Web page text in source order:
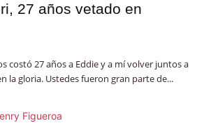
27 años vetado en
costó 27 años a Eddie y a mí volver juntos a
la gloria. Ustedes fueron gran parte de...